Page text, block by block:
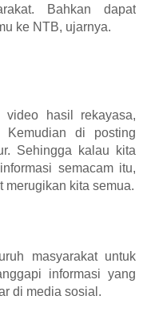
Bahkan dapat
ke NTB, ujarnya.
video hasil rekayasa,
di posting
Sehingga kalau kita
semacam itu,
merugikan kita semua.
masyarakat untuk
informasi yang
di media sosial.